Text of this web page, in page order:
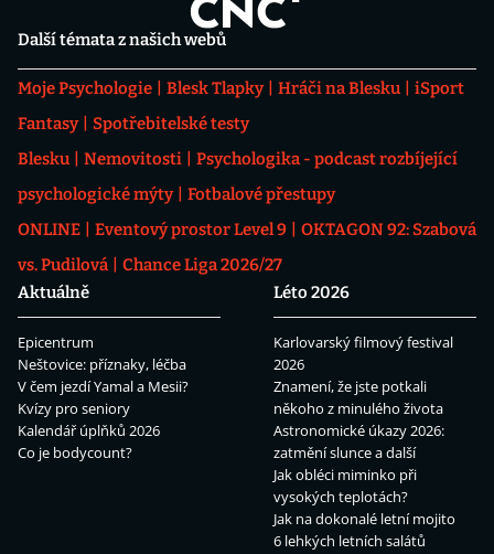
Další témata z našich webů
Moje Psychologie Blesk Tlapky Hráči na Blesku
iSport
Fantasy
Spotřebitelské testy
Blesku
Nemovitosti
Psychologika - podcast rozbíjející
psychologické mýty
Fotbalové přestupy
ONLINE
Eventový prostor Level 9
OKTAGON 92: Szabová
vs. Pudilová
Chance Liga 2026/27
Aktuálně
Epicentrum
Neštovice: příznaky, léčba
V čem jezdí Yamal a Mesii?
Kvízy pro seniory
Kalendář úplňků 2026
Co je bodycount?
Léto 2026
Karlovarský filmový festival
2026
Znamení, že jste potkali
někoho z minulého života
Astronomické úkazy 2026:
zatmění slunce a další
Jak obléci miminko při
vysokých teplotách?
Jak na dokonalé letní mojito
6 lehkých letních salátů